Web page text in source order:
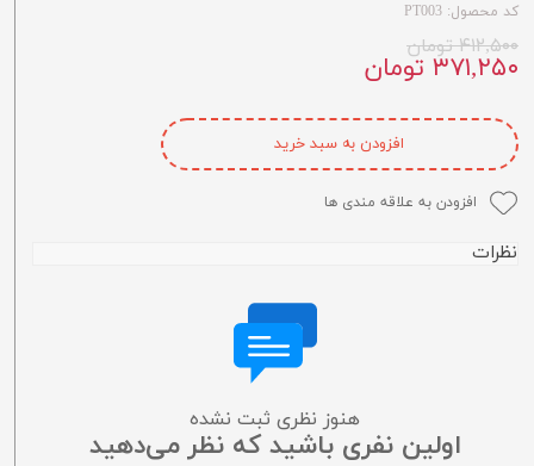
کد محصول: PT003
۴۱۲,۵۰۰ تومان
۳۷۱,۲۵۰ تومان
افزودن به سبد خرید
افزودن به علاقه مندی ها
نظرات
هنوز نظری ثبت نشده
اولین نفری باشید که نظر می‌دهید